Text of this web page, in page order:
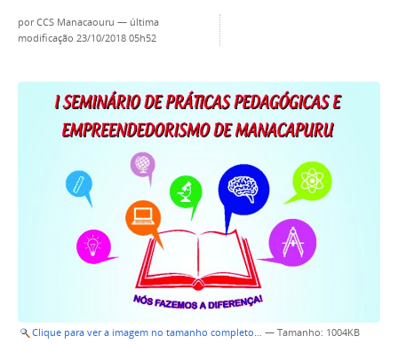
porCCS Manacaouru — última
modificação 23/10/2018 05h52
Clique para ver a imagem no tamanho completo… — Tamanho: 1004KB